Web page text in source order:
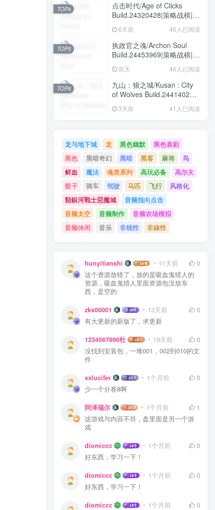
点击时代/Age of Clicks
Build.24320428|策略战棋|容
量595MB|免安装绿色中文版
6天前 46人已阅读
TOP4
执政官之魂/Archon Soul
Build.24453969|策略战棋|容
量3GB|免安装绿色中文版
前天 46人已阅读
TOP5
九山：狼之城/Kusan : City
of Wolves Build.24414028|
动作冒险|容量1.6GB|免安装
绿色中文版
3天前 41人已阅读
TOP6
龙与地下城 龙 黑色幽默
黑色喜剧
黑色
黑暗奇幻 黑暗 黑客 麻将
鸟
鲜血
魔法 魂类系列 高玩必备
高尔夫
骰子
骑车 驾驶 马匹 飞行
风格化
類銀河戰士惡魔城
音频指向点击
音频太空
音频制作
音频农场模拟
音频休闲
音乐 非线性 非線性
hunyitianshi 11天前
0
这个资源放错了，放的是吸血鬼猎人的
资源，吸血鬼猎人里面资源包没放东
西，是空的
zkx00001 13天前
0
有大更新的新版了，求更新
1234567890杜 19天前
0
没找到安装包，一堆001，002到010的文
件
xxlucifer 1个月前
0
少一个分卷8啊
阿泽瑞尔 1个月前
1
这游戏与内容不符，盘里面是另一个游
戏
diomiccc 1个月前
0
好东西，学习一下！
diomiccc 1个月前
0
好东西，学习一下！
diomiccc 1个月前
0